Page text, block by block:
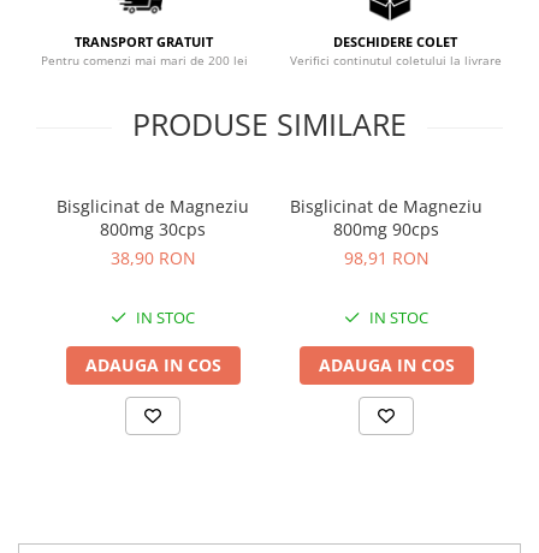
Sistemul circulator
Sistemul muscular
Stres
TRANSPORT GRATUIT
Pentru comenzi mai mari de 200 lei
DESCHIDERE COLET
Verifici continutul coletului la livrare
PRODUSE SIMILARE
Bisglicinat de Magneziu
800mg 30cps
38,90 RON
IN STOC
ADAUGA IN COS
Bisglicinat de Magneziu
800mg 90cps
98,91 RON
IN STOC
ADAUGA IN COS